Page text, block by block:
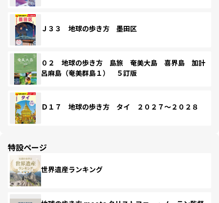
Ｊ３３ 地球の歩き方 墨田区
０２ 地球の歩き方 島旅 奄美大島 喜界島 加計
呂麻島（奄美群島１） ５訂版
Ｄ１７ 地球の歩き方 タイ ２０２７～２０２８
特設ページ
世界遺産ランキング